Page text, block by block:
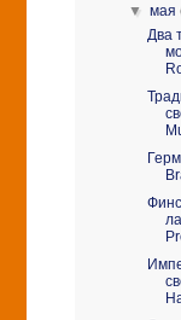
▼мая
Два